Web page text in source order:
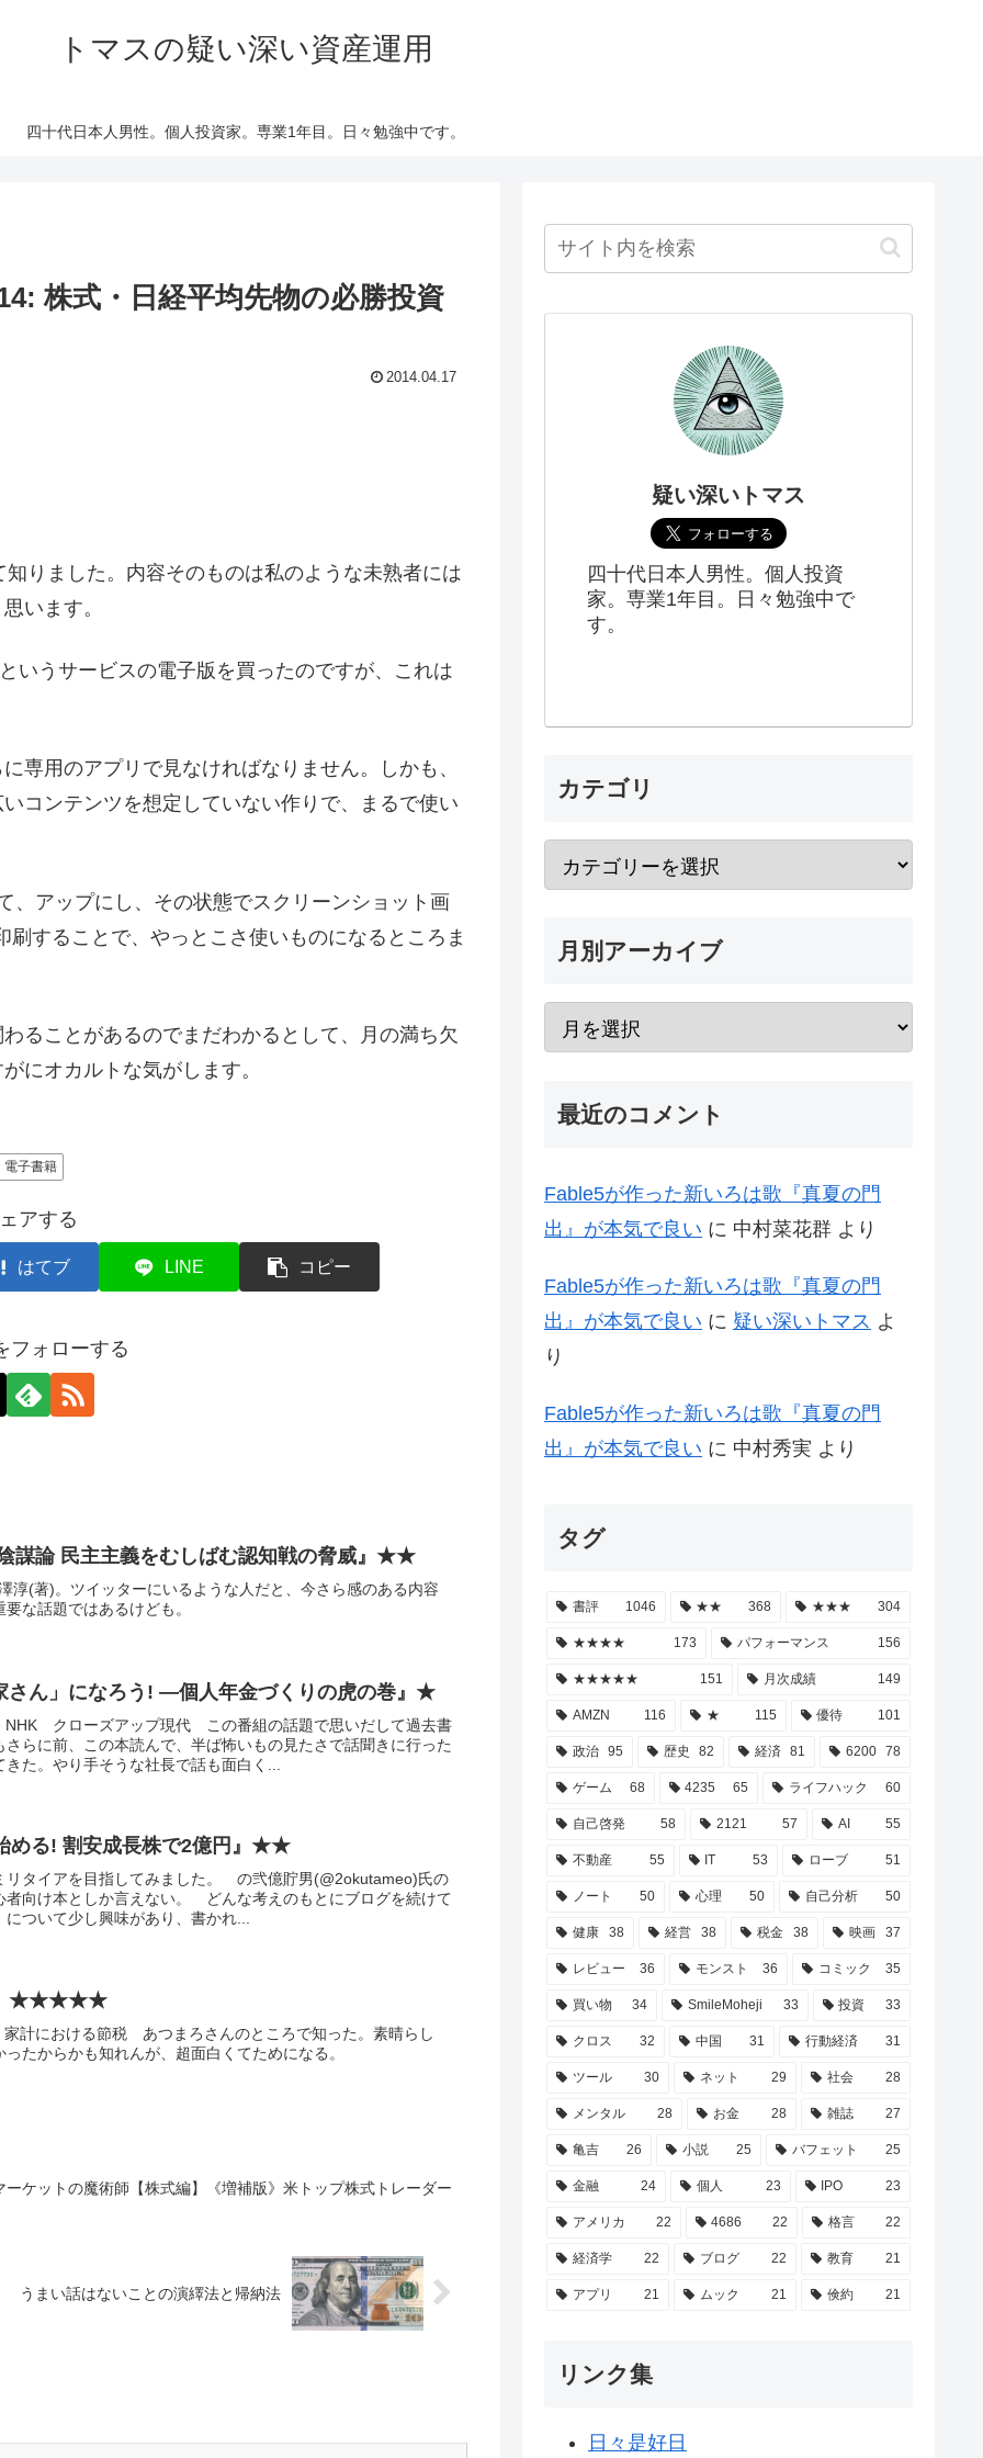
トマスの疑い深い資産運用
四十代日本人男性。個人投資家。専業1年目。日々勉強中です。
株式・日経平均先物の必勝投資
2014.04.17
りました。内容そのものは私のような未熟者には
います。
というサービスの電子版を買ったのですが、これは
用のアプリで見なければなりません。しかも、
コンテンツを想定していない作りで、まるで使い
アップにし、その状態でスクリーンショット画
することで、やっとこさ使いものになるところま
ことがあるのでまだわかるとして、月の満ち欠
にオカルトな気がします。
電子書籍
アする
はてブ LINE コピー
フォローする
謀論 民主主義をむしばむ認知戦の脅威』★★
淳(著)。ツイッターにいるような人だと、今さら感のある内容
な話題ではあるけども。
さん」になろう! ―個人年金づくりの虎の巻』★
クローズアップ現代 この番組の話題で思いだして過去書
らに前、この本読んで、半ば怖いもの見たさで話聞きに行った
た。やり手そうな社長で話も面白く...
める! 割安成長株で2億円』★★
リタイアを目指してみました。 の弐億貯男(@2okutameo)氏の
者向け本としか言えない。 どんな考えのもとにブログを続けて
ついて少し興味があり、書かれ...
』★★★★★
計における節税 あつまろさんのところで知った。素晴らし
たからかも知れんが、超面白くてためになる。
ケットの魔術師【株式編】《増補版》米トップ株式トレーダー
うまい話はないことの演繹法と帰納法
疑い深いトマス
四十代日本人男性。個人投資
家。専業1年目。日々勉強中で
す。
カテゴリ
月別アーカイブ
最近のコメント
Fable5が作った新いろは歌『真夏の門
出』が本気で良い に 中村菜花群 より
Fable5が作った新いろは歌『真夏の門
出』が本気で良い に 疑い深いトマス よ
り
Fable5が作った新いろは歌『真夏の門
出』が本気で良い に 中村秀実 より
タグ
書評 1046 ★★ 368 ★★★ 304
★★★★ 173 パフォーマンス 156
★★★★★ 151 月次成績 149
AMZN 116 ★ 115 優待 101
政治 95 歴史 82 経済 81 6200 78
ゲーム 68 4235 65 ライフハック 60
自己啓発 58 2121 57 AI 55
不動産 55 IT 53 ローブ 51
ノート 50 心理 50 自己分析 50
健康 38 経営 38 税金 38 映画 37
レビュー 36 モンスト 36 コミック 35
買い物 34 SmileMoheji 33 投資 33
クロス 32 中国 31 行動経済 31
ツール 30 ネット 29 社会 28
メンタル 28 お金 28 雑誌 27
亀吉 26 小説 25 バフェット 25
金融 24 個人 23 IPO 23
アメリカ 22 4686 22 格言 22
経済学 22 ブログ 22 教育 21
アプリ 21 ムック 21 倹約 21
リンク集
日々是好日